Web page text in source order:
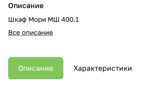
Описание
Шкаф Мори МШ 400.1
Все описание
Описание Характеристики